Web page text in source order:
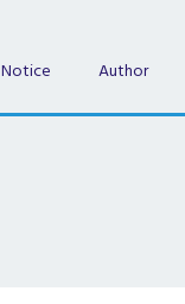
Notice Author